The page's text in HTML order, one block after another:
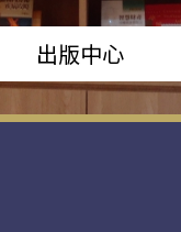
出版中心